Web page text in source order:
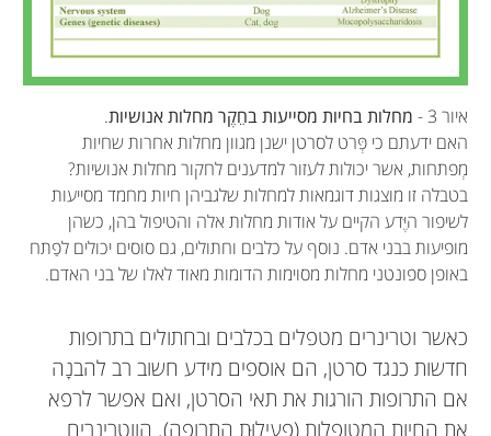
איור 3 - מחלות בחיות מסייעות בחֵקֶר מחלות אנושיות.
האם ידעתם כי פְּרט לסרטן ישנן מגוון מחלות אחרות שחיות
מְפתחות, אשר יכולות לעזור למדענים לחקור מחלות אנושיות?
בטבלה זו מוצגות דוגמאות למחלות שלגביהן חיות מחמד מסייעות
לשיפור היֶּדע הקיים על אודות מחלות אלה והטיפול בהן, כשהן
מופיעות בבני אדם. נוסף על כלבים וחתולים, גם סוסים יכולים לפַתח
באופן ספונטני מחלות מסוימות הדומות מאוד לאלו של בני האדם.
כאשר וטרינרים מטפלים בכלבים ובחתולים בתרופות
חדשות כנגד סרטן, הם אוספים מידע חשוב רב להבנָה
אם התרופות הורגות את תאי הסרטן, ואם אפשר לרפא
את החיות המטופלות (פעילוּת התרופה). הווטרינרים